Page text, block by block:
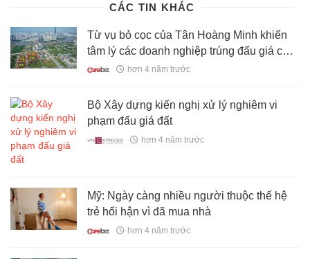
CÁC TIN KHÁC
Từ vụ bỏ cọc của Tân Hoàng Minh khiến
tâm lý các doanh nghiệp trúng đấu giá còn
lại bị “dao động”
hơn 4 năm trước
Bộ Xây dựng kiến nghị xử lý nghiêm vi
phạm đấu giá đất
hơn 4 năm trước
Mỹ: Ngày càng nhiều người thuộc thế hệ
trẻ hối hận vì đã mua nhà
hơn 4 năm trước